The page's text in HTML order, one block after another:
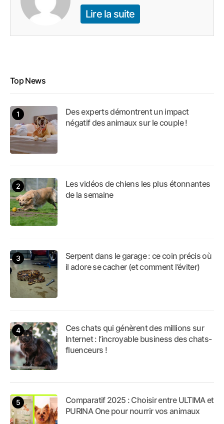
Lire la suite
Top News
Des experts démontrent un impact
négatif des animaux sur le couple !
Les vidéos de chiens les plus étonnantes
de la semaine
Serpent dans le garage : ce coin précis où
il adore se cacher (et comment l’éviter)
Ces chats qui génèrent des millions sur
Internet : l’incroyable business des chats-
fluenceurs !
Comparatif 2025 : Choisir entre ULTIMA et
PURINA One pour nourrir vos animaux